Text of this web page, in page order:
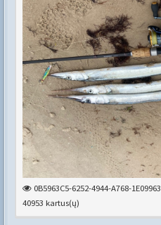
0B5963C5-6252-4944-A768-
40953 kartus(ų)